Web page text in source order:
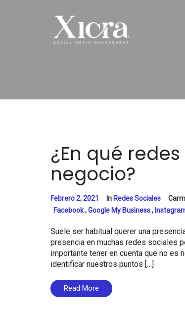
¿En qué
negocio?
Febrero 2, 2021 In Redes Sociales
Facebook,Google My Business,
Suele ser habitual querer una
presencia en muchas redes sociales
importante tener en cuenta que no
identificar nuestros puntos […]
Read More